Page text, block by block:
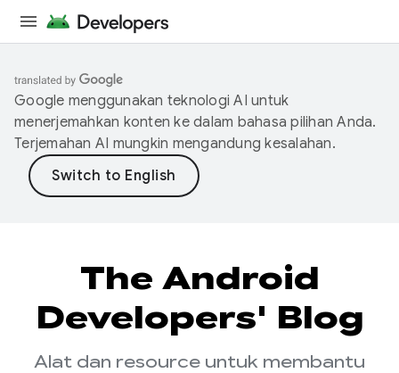
Google menggunakan teknologi AI untuk
menerjemahkan konten ke dalam bahasa pilihan Anda.
Terjemahan AI mungkin mengandung kesalahan.
The Android
Developers' Blog
Alat dan resource untuk membantu